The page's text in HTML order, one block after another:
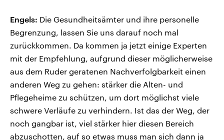
Engels: Die Gesundheitsämter und ihre personelle
Begrenzung, lassen Sie uns darauf noch mal
zurückkommen. Da kommen ja jetzt einige Experten
mit der Empfehlung, aufgrund dieser möglicherweise
aus dem Ruder geratenen Nachverfolgbarkeit einen
anderen Weg zu gehen: stärker die Alten- und
Pflegeheime zu schützen, um dort möglichst viele
schwere Verläufe zu verhindern. Ist das der Weg, der
noch gangbar ist, viel stärker hier diesen Bereich
abzuschotten, auf so etwas muss man sich dann ja